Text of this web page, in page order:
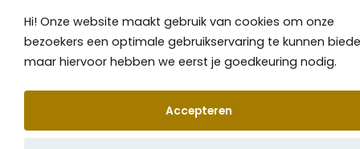
Hi! Onze website maakt gebruik van cookies om onze
bezoekers een optimale gebruikservaring te kunnen
maar hiervoor hebben we eerst je goedkeuring nodig.
Accepteren